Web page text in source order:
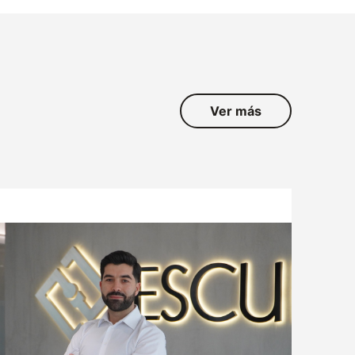
ATENCIÓN AL CLIENTE
Ver más